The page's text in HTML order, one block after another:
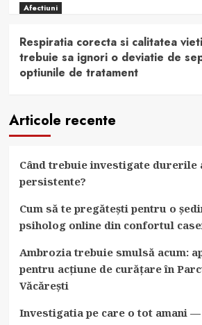
Afectiuni
Respiratia corecta si calitatea
trebuie sa ignori o deviatie de
optiunile de tratament
Articole recente
Când trebuie investigate durerile
persistente?
Cum să te pregătești pentru o
psiholog online din confortul
Ambrozia trebuie smulsă acum:
pentru acțiune de curățare în
Văcărești
Investigatia pe care o tot amani —